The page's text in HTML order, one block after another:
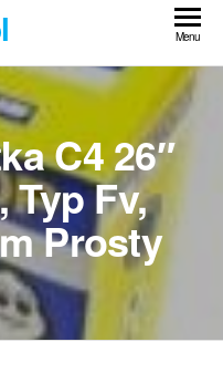
Menu
C4 26″
Typ Fv,
Prosty